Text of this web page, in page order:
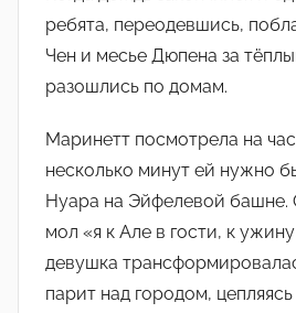
ребята, переодевшись,
Чен и месье Дюпена за
разошлись по домам.
Маринетт посмотрела на
несколько минут ей нужно
Нуара на Эйфелевой башне.
мол «я к Але в гости, к
девушка
парит над городом,